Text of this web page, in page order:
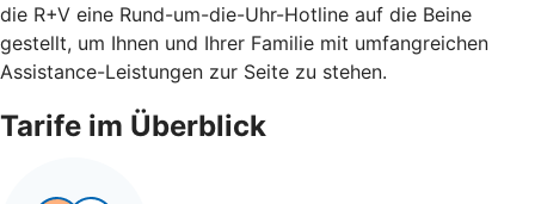
die R+V eine Rund-um-die-Uhr-Hotline auf die Beine
gestellt, um Ihnen und Ihrer Familie mit umfangreichen
Assistance-Leistungen zur Seite zu stehen.
Tarife im Überblick